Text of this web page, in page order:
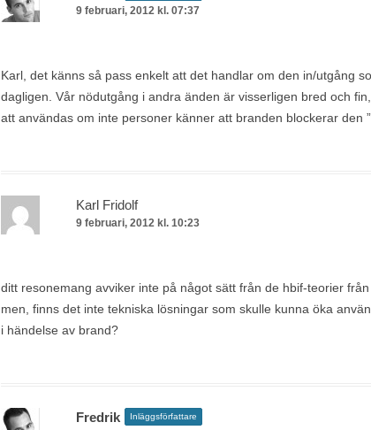
9 februari, 2012 kl. 07:37
Karl, det känns så pass enkelt att det handlar om den in/utgång
dagligen. Vår nödutgång i andra änden är visserligen bred och
att användas om inte personer känner att branden blockerar den
Karl Fridolf
9 februari, 2012 kl. 10:23
ditt resonemang avviker inte på något sätt från de hbif-teorier
men, finns det inte tekniska lösningar som skulle kunna öka
i händelse av brand?
Fredrik Inläggsförfattare